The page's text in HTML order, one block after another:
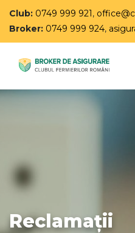
Club: 0749 999 921,
Broker: 0749 999 924,
Reclamații